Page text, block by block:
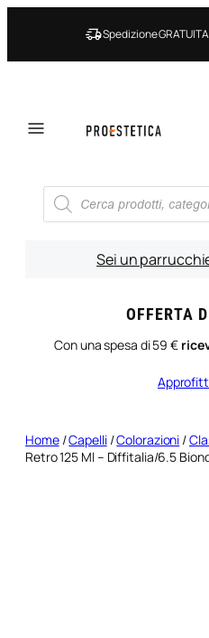
Spedizione
Ricerca
prodotti
Sei un
OFFERTA
Con una spesa di 59 €
Home/Capelli/Colorazioni /
Retro 125 Ml – Diffitalia/6.5